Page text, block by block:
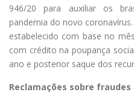
946/20 para auxiliar os
pandemia do novo
estabelecido com base no
com crédito na poupança
ano e posterior saque dos
Reclamações sobre fraudes